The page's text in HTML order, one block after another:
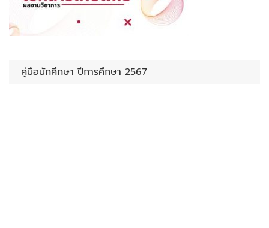
คู่มือนักศึกษา ปีการศึกษา 2567